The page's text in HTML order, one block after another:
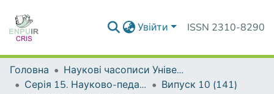
Увійти ISSN 2310-8290
Головна
Наукові часописи Університету
Серія 15. Науково-педагогічні проблеми фізичної культури (фізична культура і спорт)
Випуск 10 (141)